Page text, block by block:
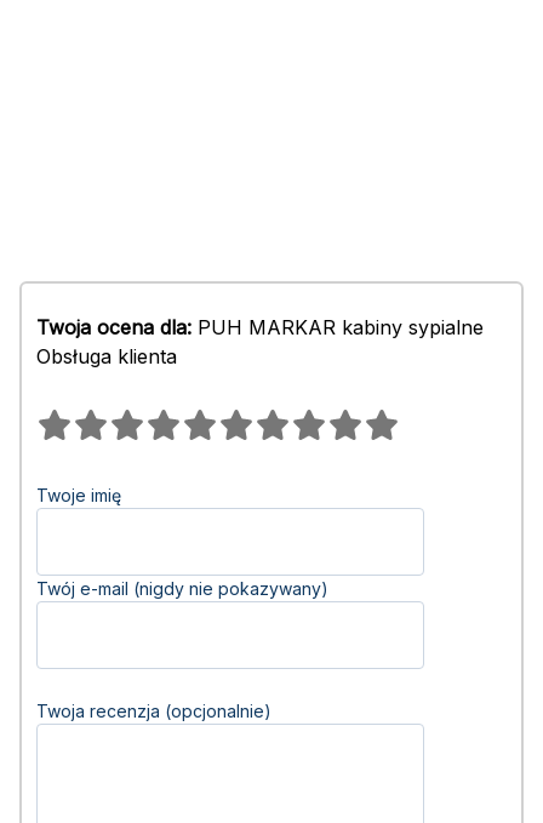
Twoja ocena dla: PUH MARKAR kabiny sypialne
Obsługa klienta
Twoje imię
Twój e-mail (nigdy nie pokazywany)
Twoja recenzja (opcjonalnie)